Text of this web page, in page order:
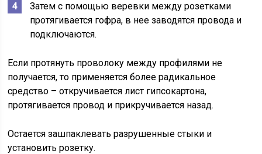
Затем с помощью веревки между розетками
протягивается гофра, в нее заводятся провода и
подключаются.
Если протянуть проволоку между профилями не
получается, то применяется более радикальное
средство – откручивается лист гипсокартона,
протягивается провод и прикручивается назад.
Остается зашпаклевать разрушенные стыки и
установить розетку.